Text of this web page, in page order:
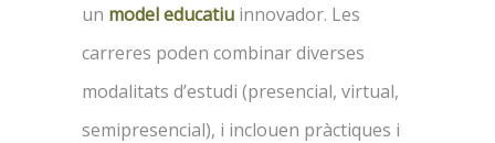
un model educatiu innovador. Les
carreres poden combinar diverses
modalitats d’estudi (presencial, virtual,
semipresencial), i inclouen pràctiques i